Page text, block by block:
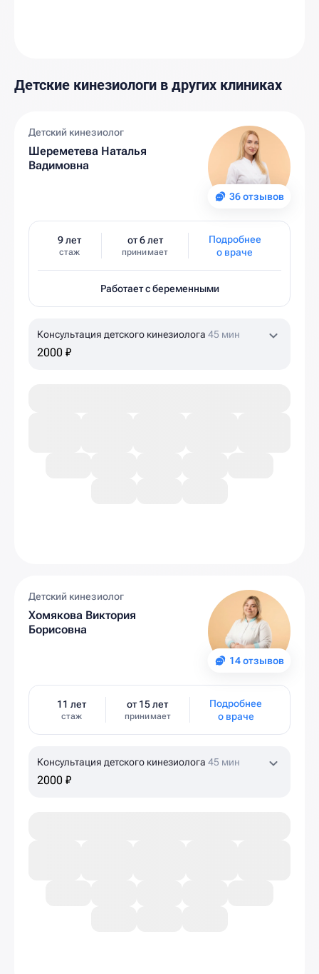
Детские кинезиологи в других клиниках
36 отзывов
Детский кинезиолог
Шереметева Наталья
Вадимовна
9 лет
стаж
от 6 лет
принимает
Подробнее
о враче
Работает с беременными
Консультация детского кинезиолога 45 мин
2000 ₽
14 отзывов
Детский кинезиолог
Хомякова Виктория
Борисовна
11 лет
стаж
от 15 лет
принимает
Подробнее
о враче
Консультация детского кинезиолога 45 мин
2000 ₽